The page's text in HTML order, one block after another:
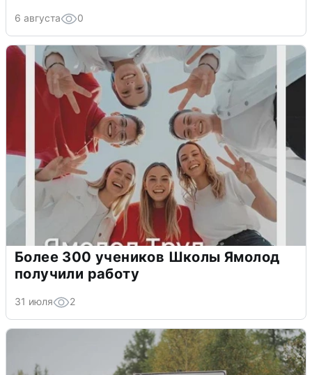
6 августа 0
Более 300 учеников Школы Ямолод
получили работу
31 июля 2